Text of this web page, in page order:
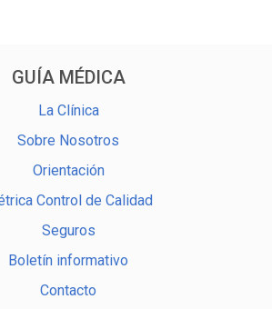
GUÍA MÉDICA
La Clínica
Sobre Nosotros
Orientación
Control de Calidad
Seguros
Boletín informativo
Contacto